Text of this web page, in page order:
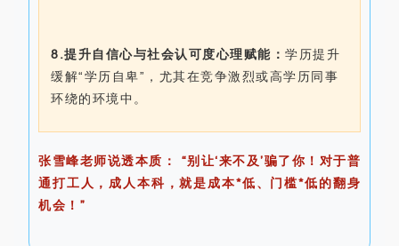
8.提升自信心与社会认可度心理赋能： 学历提升
缓解“学历自卑”，尤其在竞争激烈或高学历同事
环绕的环境中。
张雪峰老师说透本质： “别让‘来不及’骗了你！对于普
通打工人，成人本科，就是成本*低、门槛*低的翻身
机会！”